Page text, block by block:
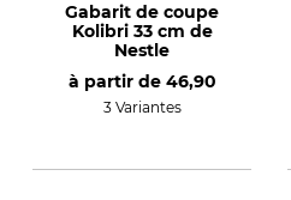
Gabarit de coupe
Kolibri 33 cm de
Nestle
à partir de 46,90
3 Variantes